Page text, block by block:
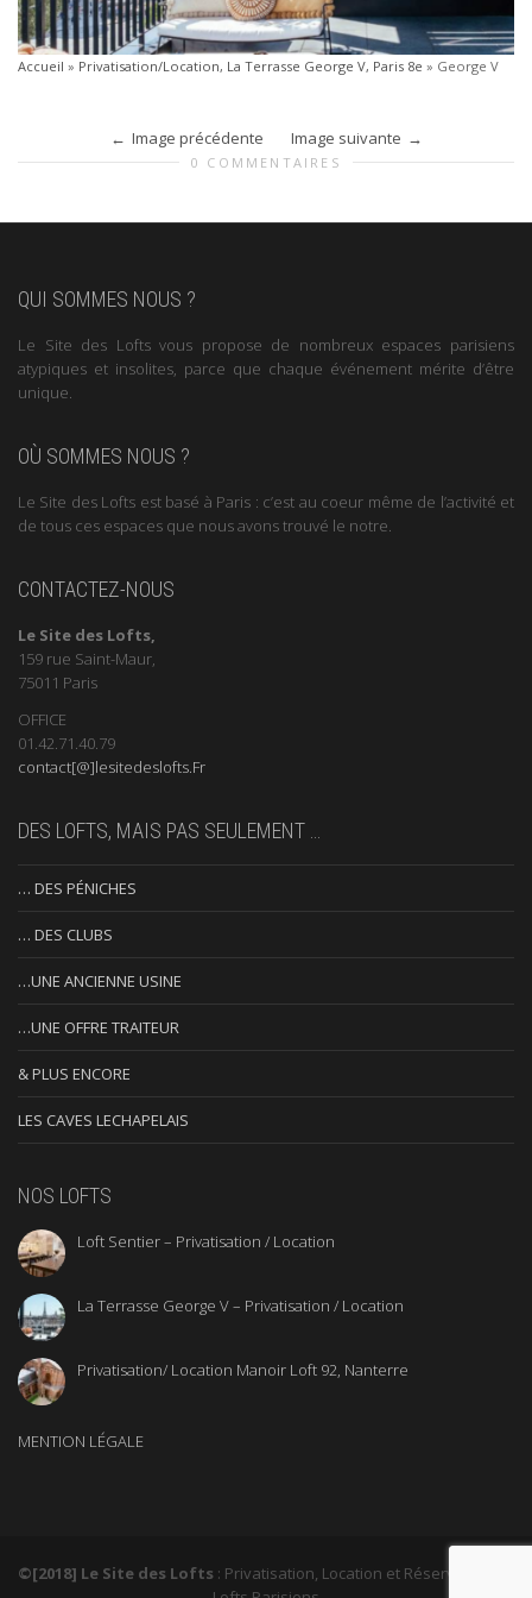
Accueil » Privatisation/Location, La Terrasse George V, Paris 8e » George V
Image précédente Image suivante
0 COMMENTAIRES
QUI SOMMES NOUS ?
Le Site des Lofts vous propose de nombreux espaces parisiens
atypiques et insolites, parce que chaque événement mérite d’être
unique.
OÙ SOMMES NOUS ?
Le Site des Lofts est basé à Paris : c’est au coeur même de l’activité et
de tous ces espaces que nous avons trouvé le notre.
CONTACTEZ-NOUS
Le Site des Lofts,
159 rue Saint-Maur,
75011 Paris
OFFICE
01.42.71.40.79
contact[@]lesitedeslofts.Fr
DES LOFTS, MAIS PAS SEULEMENT …
… DES PÉNICHES
… DES CLUBS
…UNE ANCIENNE USINE
…UNE OFFRE TRAITEUR
& PLUS ENCORE
LES CAVES LECHAPELAIS
NOS LOFTS
Loft Sentier – Privatisation / Location
La Terrasse George V – Privatisation / Location
Privatisation/ Location Manoir Loft 92, Nanterre
MENTION LÉGALE
©[2018] Le Site des Lofts : Privatisation, Location et Réservation de